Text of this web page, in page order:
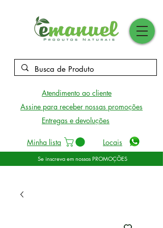
Se inscreva em nossas PROMOÇÕES
Atendimento ao cliente
Assine para receber nossas promoções
Entregas e devoluções
Minha lista Locais